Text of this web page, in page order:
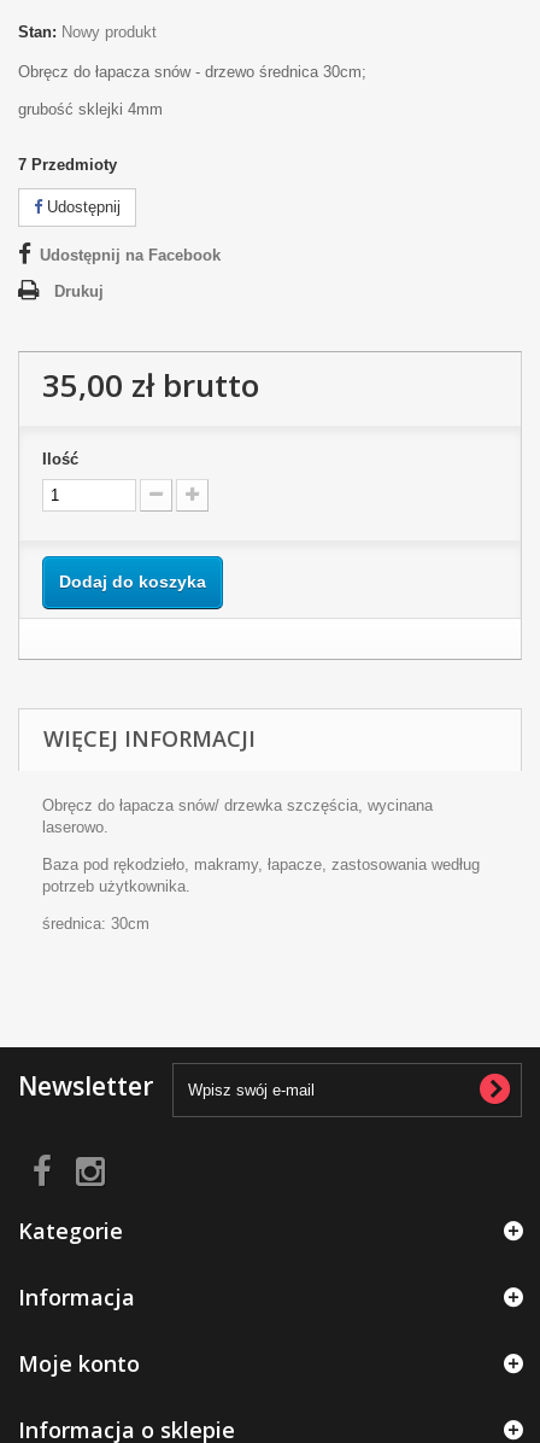
Stan: Nowy produkt
Obręcz do łapacza snów - drzewo średnica 30cm;
grubość sklejki 4mm
7 Przedmioty
Udostępnij
Udostępnij na Facebook
Drukuj
35,00 złbrutto
Ilość
Dodaj do koszyka
WIĘCEJ INFORMACJI
Obręcz do łapacza snów/ drzewka szczęścia, wycinana
laserowo.
Baza pod rękodzieło, makramy, łapacze, zastosowania według
potrzeb użytkownika.
średnica: 30cm
Newsletter
Kategorie
Informacja
Moje konto
Informacja o sklepie